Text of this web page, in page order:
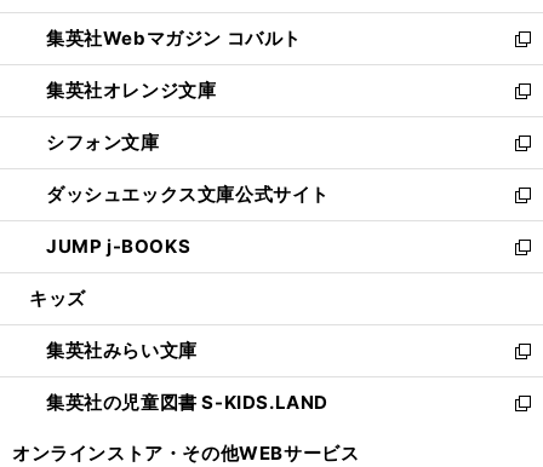
開
く
ウ
で
開
く
ン
ド
ウ
で
開
く
ウ
ィ
ン
ド
ウ
で
開
く
集英社Webマガジン コバルト
新
し
い
ウ
ィ
ン
ド
ウ
で
開
集英社オレンジ文庫
新
し
い
ウ
ィ
ン
ド
ウ
開
く
シフォン文庫
新
し
い
ウ
ィ
ン
ウ
で
開
く
ダッシュエックス文庫公式サイト
新
し
い
ウ
ン
ド
ウ
で
JUMP j-BOOKS
新
し
ウ
ィ
ン
ド
キッズ
集英社みらい文庫
新
し
い
集英社の児童図書 S-KIDS.LAND
新
オンラインストア・ その他WEBサービス